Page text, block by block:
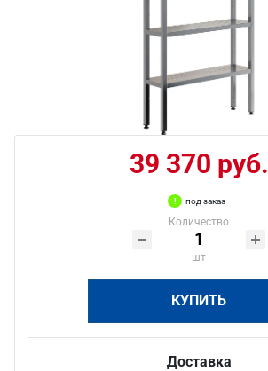
39 370 руб.
под заказ
Количество
шт
КУПИТЬ
Доставка